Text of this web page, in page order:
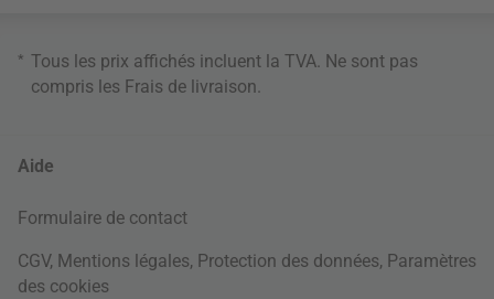
* Tous les prix affichés incluent la TVA. Ne sont pas
compris les Frais de livraison
Aide
Formulaire de contact
CGV, Mentions légales, Protection des données, Paramètres
des cookies